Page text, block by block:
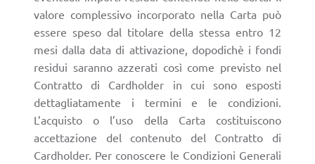
valore complessivo incorporato nella Carta può
essere speso dal titolare della stessa entro 12
mesi dalla data di attivazione, dopodichè i fondi
residui saranno azzerati così come previsto nel
Contratto di Cardholder in cui sono esposti
dettagliatamente i termini e le condizioni.
L’acquisto o l’uso della Carta costituiscono
accettazione del contenuto del Contratto di
Cardholder. Per conoscere le Condizioni Generali